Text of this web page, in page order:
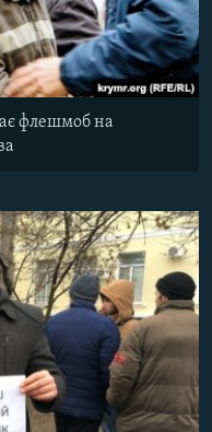
флешмоб на